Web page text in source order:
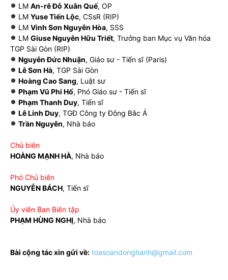
LM An-rê Đỗ Xuân Quế, OP
LM Yuse Tiến Lộc, CSsR (RIP)
LM Vinh Sơn Nguyên Hòa, SSS
LM Giuse Nguyễn Hữu Triết, Trưởng ban Mục vụ Văn hóa
TGP Sài Gòn (RIP)
Nguyễn Đức Nhuận, Giáo sư - Tiến sĩ (Paris)
Lê Sơn Hà, TGP Sài Gòn
Hoàng Cao Sang, Luật sư
Phạm Vũ Phi Hổ, Phó Giáo sư - Tiến sĩ
Phạm Thanh Duy, Tiến sĩ
Lê Linh Duy, TGĐ Công ty Đông Bắc Á
Trần Nguyên, Nhà báo
Chủ biên
HOÀNG MẠNH HÀ, Nhà báo
Phó Chủ biên
NGUYỄN BÁCH, Tiến sĩ
Ủy viên Ban Biên tập
PHẠM HÙNG NGHỊ, Nhà báo
Bài cộng tác xin gửi về: toasoandonghanh@gmail.com